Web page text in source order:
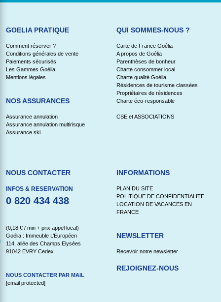
GOELIA PRATIQUE
Comment réserver ?
Conditions générales de vente
Paiements sécurisés
Les Gammes Goélia
Mentions légales
NOS ASSURANCES
Assurance annulation
Assurance annulation multirisque
Assurance ski
QUI SOMMES-NOUS ?
Carte de France Goélia
A propos de Goélia
Parenthèses de bonheur
Charte consommer local
Charte qualité Goélia
Résidences de tourisme classées
Propriétaires de résidences
Charte éco-responsable
CSE et ASSOCIATIONS
NOUS CONTACTER
INFOS & RESERVATION
0 820 434 438
(0,18 € / min + prix appel local)
Goélia : Immeuble L’Européen
114, allée des Champs Elysées
91042 EVRY Cedex
NOUS CONTACTER PAR MAIL
[email protected]
INFORMATIONS
PLAN DU SITE
POLITIQUE DE CONFIDENTIALITE
LOCATION DE VACANCES EN
FRANCE
NEWSLETTER
Recevoir notre newsletter
REJOIGNEZ-NOUS